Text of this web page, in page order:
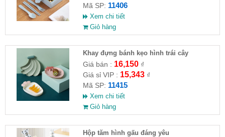
Mã SP: 11406
Xem chi tiết
Giỏ hàng
Khay đựng bánh kẹo hình trái cây
Giá bán : 16,150₫
Giá sỉ VIP : 15,343₫
Mã SP: 11415
Xem chi tiết
Giỏ hàng
Hộp tăm hình gấu đáng yêu